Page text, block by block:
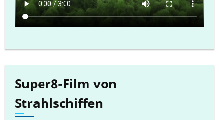
Super8-Film von
Strahlschiffen